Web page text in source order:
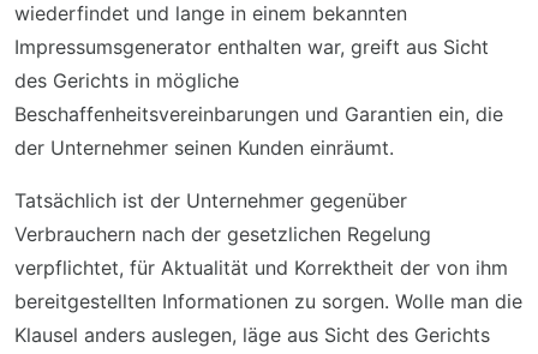
wiederfindet und lange in einem bekannten
Impressumsgenerator enthalten war, greift aus Sicht
des Gerichts in mögliche
Beschaffenheitsvereinbarungen und Garantien ein, die
der Unternehmer seinen Kunden einräumt.
Tatsächlich ist der Unternehmer gegenüber
Verbrauchern nach der gesetzlichen Regelung
verpflichtet, für Aktualität und Korrektheit der von ihm
bereitgestellten Informationen zu sorgen. Wolle man die
Klausel anders auslegen, läge aus Sicht des Gerichts